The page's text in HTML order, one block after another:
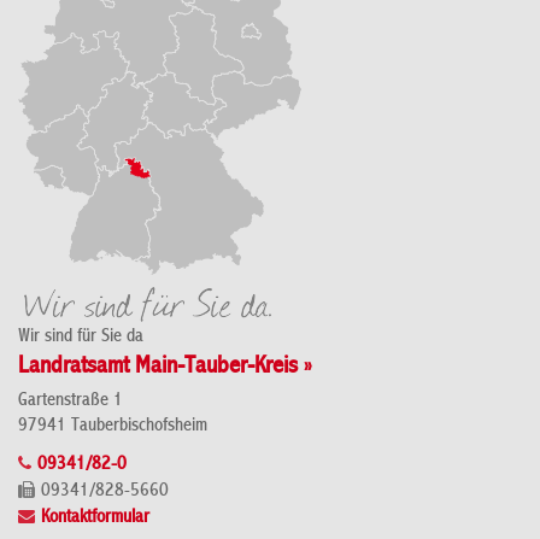
Wir sind für Sie da
Landratsamt Main-Tauber-Kreis »
Gartenstraße 1
97941 Tauberbischofsheim
09341/82-0
09341/828-5660
Kontaktformular